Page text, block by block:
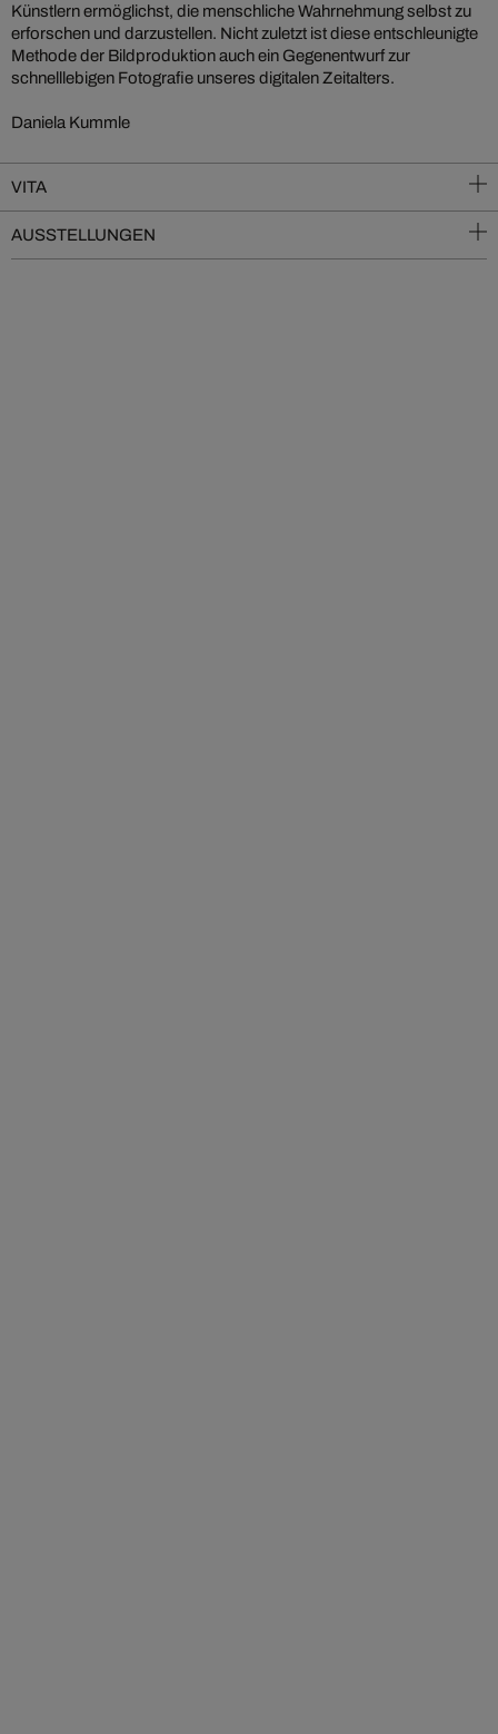
Künstlern ermöglichst, die menschliche Wahrnehmung selbst zu
erforschen und darzustellen. Nicht zuletzt ist diese entschleunigte
Methode der Bildproduktion auch ein Gegenentwurf zur
schnelllebigen Fotografie unseres digitalen Zeitalters.
Daniela Kummle
VITA
AUSSTELLUNGEN